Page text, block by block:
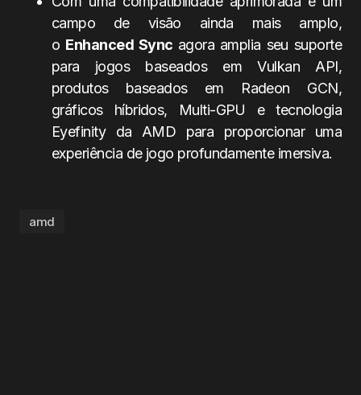
campo de visão ainda mais amplo,
o Enhanced Sync agora amplia seu suporte
para jogos baseados em Vulkan API,
produtos baseados em Radeon GCN,
gráficos híbridos, Multi-GPU e tecnologia
Eyefinity da AMD para proporcionar uma
experiência de jogo profundamente imersiva.
amd